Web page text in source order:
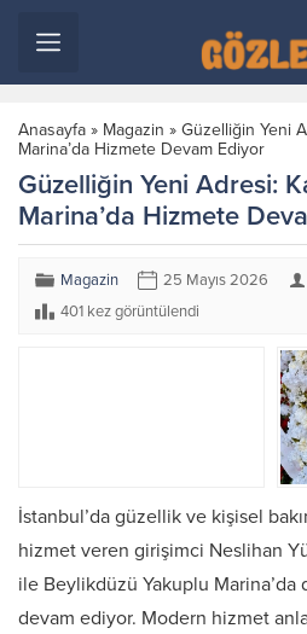
Anasayfa » Magazin » Güzelliğin Yeni
Marina’da Hizmete Devam Ediyor
Güzelliğin Yeni Adresi:
Marina’da Hizmete
Magazin 25 Mayıs 2026
401 kez görüntülendi
İstanbul’da güzellik ve kişisel
hizmet veren girişimci Neslihan
ile Beylikdüzü Yakuplu Marina’da
devam ediyor. Modern hizmet